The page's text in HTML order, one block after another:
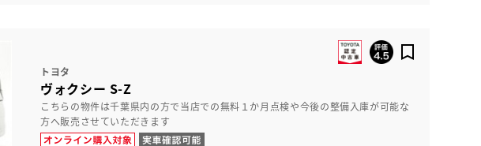
トヨタ
ヴォクシー S-Z
こちらの物件は千葉県内の方で当店での無料１か月点検や今後の整備入庫が可能な
方へ販売させていただきます